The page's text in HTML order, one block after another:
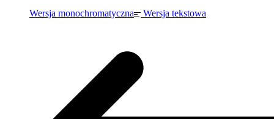
Wersja monochromatyczna Wersja tekstowa